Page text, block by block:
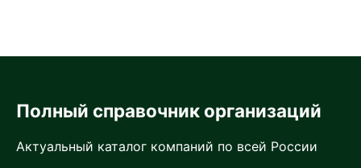
Полный справочник организаций
Актуальный каталог компаний по всей России